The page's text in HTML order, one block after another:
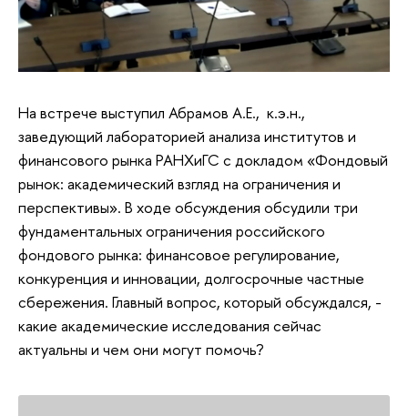
На встрече выступил Абрамов А.Е., к.э.н.,
заведующий лабораторией анализа институтов и
финансового рынка РАНХиГС с докладом «Фондовый
рынок: академический взгляд на ограничения и
перспективы». В ходе обсуждения обсудили три
фундаментальных ограничения российского
фондового рынка: финансовое регулирование,
конкуренция и инновации, долгосрочные частные
сбережения. Главный вопрос, который обсуждался, -
какие академические исследования сейчас
актуальны и чем они могут помочь?